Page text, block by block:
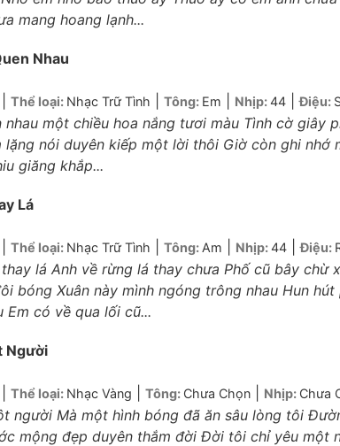
mang hoang lạnh...
Nhau
Thể loại: Nhạc Trữ Tình Tông: Em Nhịp:44 |Điệu:
nhau một chiều hoa nắng tươi màu Tình cờ giây
lặng nói duyên kiếp một lời thôi Giờ còn ghi nhớ
giăng khắp...
Lá
Thể loại: Nhạc Trữ Tình Tông: Am Nhịp:44 |Điệu:
lá Anh về rừng lá thay chưa Phố cũ bây chừ
bóng Xuân này mình ngóng trông nhau Hun
Em có về qua lối cũ...
Người
Thể loại: Nhạc Vàng Tông: Chưa Chọn Nhịp: Chưa
người Mà một hình bóng đã ăn sâu lòng tôi
mộng đẹp duyên thắm đời Đời tôi chỉ yêu một